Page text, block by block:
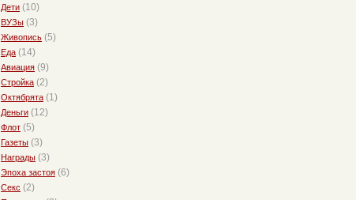
Дети (10)
ВУЗы (3)
Живопись (5)
Еда (14)
Авиация (9)
Стройка (2)
Октябрята (1)
Деньги (12)
Флот (5)
Газеты (3)
Награды (3)
Эпоха застоя (6)
Секс (2)